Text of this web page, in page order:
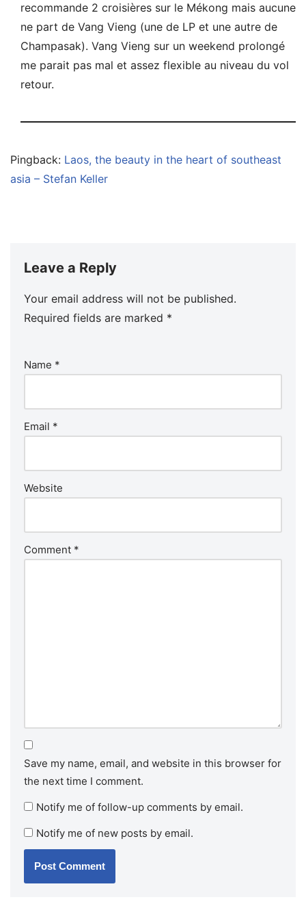
recommande 2 croisières sur le Mékong mais aucune
ne part de Vang Vieng (une de LP et une autre de
Champasak). Vang Vieng sur un weekend prolongé
me parait pas mal et assez flexible au niveau du vol
retour.
Pingback: Laos, the beauty in the heart of southeast
asia – Stefan Keller
Leave a Reply
Your email address will not be published.
Required fields are marked *
Name *
Email *
Website
Comment *
Save my name, email, and website in this browser for
the next time I comment.
Notify me of follow-up comments by email.
Notify me of new posts by email.